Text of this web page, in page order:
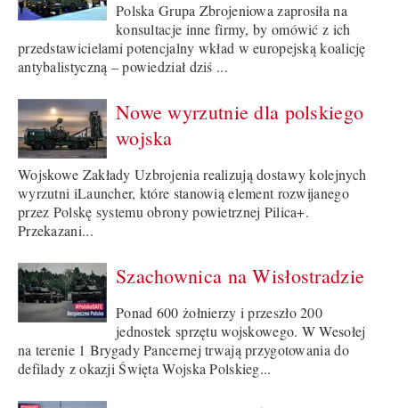
Polska Grupa Zbrojeniowa zaprosiła na
konsultacje inne firmy, by omówić z ich
przedstawicielami potencjalny wkład w europejską koalicję
antybalistyczną – powiedział dziś ...
Nowe wyrzutnie dla polskiego
wojska
Wojskowe Zakłady Uzbrojenia realizują dostawy kolejnych
wyrzutni iLauncher, które stanowią element rozwijanego
przez Polskę systemu obrony powietrznej Pilica+.
Przekazani...
Szachownica na Wisłostradzie
Ponad 600 żołnierzy i przeszło 200
jednostek sprzętu wojskowego. W Wesołej
na terenie 1 Brygady Pancernej trwają przygotowania do
defilady z okazji Święta Wojska Polskieg...